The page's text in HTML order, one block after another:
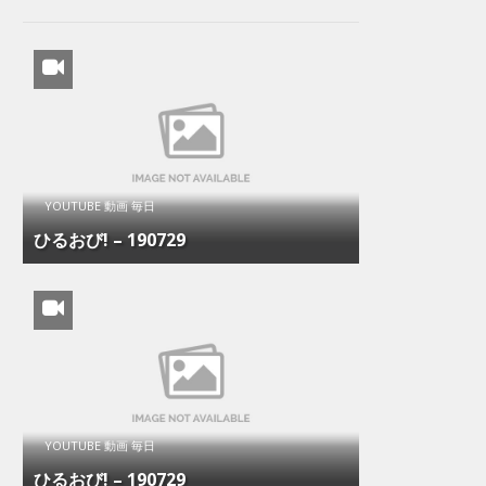
YOUTUBE 動画 毎日
ひるおび! – 190729
YOUTUBE 動画 毎日
ひるおび! – 190729